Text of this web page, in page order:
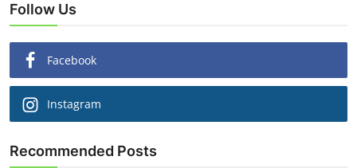
Follow Us
Facebook
Instagram
Recommended Posts